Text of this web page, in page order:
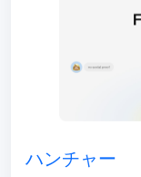
ハンチャー